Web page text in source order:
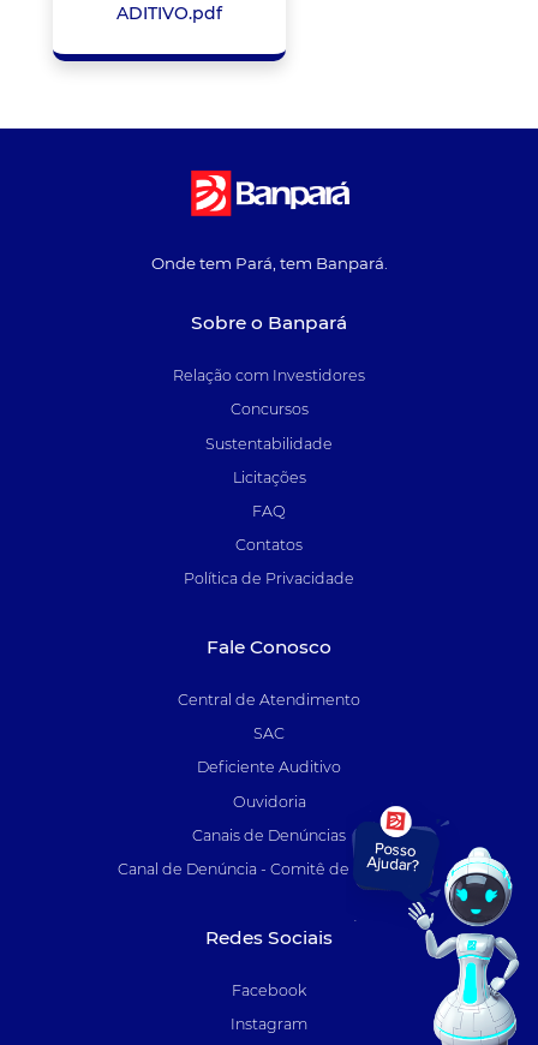
ADITIVO.pdf
Onde tem Pará, tem Banpará.
Sobre o Banpará
Relação com Investidores
Concursos
Sustentabilidade
Licitações
FAQ
Contatos
Política de Privacidade
Fale Conosco
Central de Atendimento
SAC
Deficiente Auditivo
Ouvidoria
Canais de Denúncias
Canal de Denúncia - Comitê de Auditoria
Redes Sociais
Facebook
Instagram